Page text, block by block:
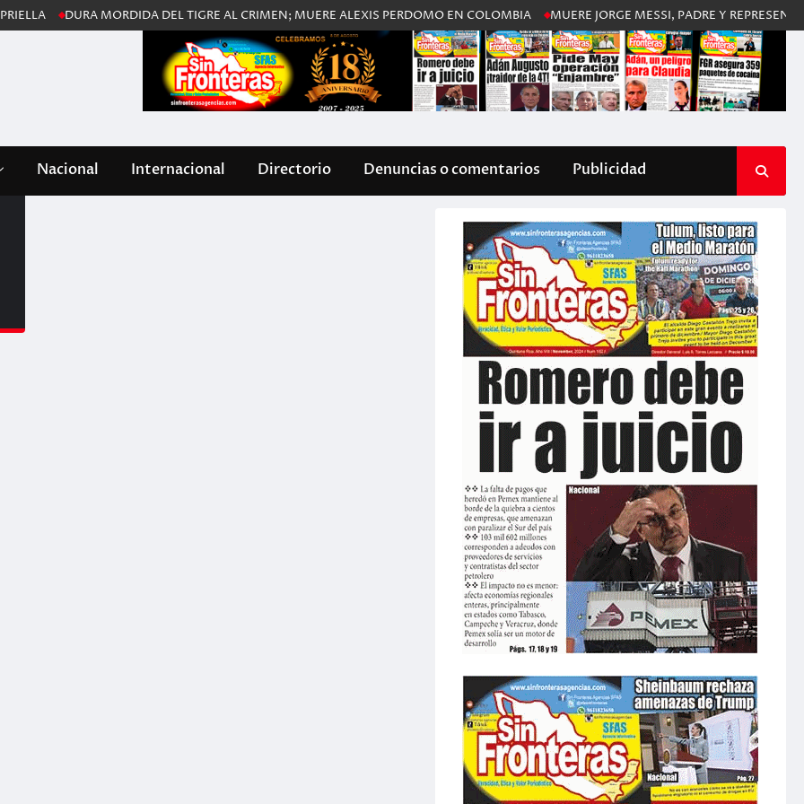
DURA MORDIDA DEL TIGRE AL CRIMEN; MUERE ALEXIS PERDOMO EN COLOMBIA MUERE JORGE MESSI, PADRE Y REPRESENTANTE DE
Nacional Internacional Directorio Denuncias o comentarios Publicidad